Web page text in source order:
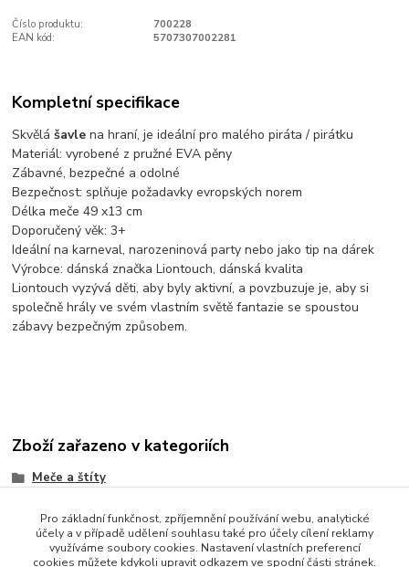
Číslo produktu:
700228
EAN kód:
5707307002281
Kompletní specifikace
Skvělášavle na hraní, je ideální pro malého piráta / pirátku
Materiál: vyrobené z pružné EVA pěny
Zábavné, bezpečné a odolné
Bezpečnost: splňuje požadavky evropských norem
Délka meče 49 x13 cm
Doporučený věk: 3+
Ideální na karneval, narozeninová party nebo jako tip na dárek
Výrobce: dánská značka Liontouch, dánská kvalita
Liontouch vyzývá děti, aby byly aktivní, a povzbuzuje je, aby si
společně hrály ve svém vlastním světě fantazie se spoustou
zábavy bezpečným způsobem.
Zboží zařazeno v kategoriích
Meče a štíty
Pro základní funkčnost, zpříjemnění používání webu, analytické
účely a v případě udělení souhlasu také pro účely cílení reklamy
využíváme soubory cookies. Nastavení vlastních preferencí
cookies můžete kdykoli upravit odkazem ve spodní části stránek.